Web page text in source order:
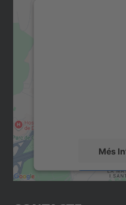
Més